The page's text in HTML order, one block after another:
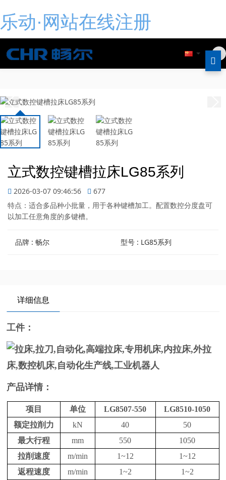
乐动·网站在线注册
立式数控键槽拉床LG85系列
2026-03-07 09:46:56
677
特点：适合多品种小批量，用于各种键槽加工。配置数控分度盘可
以加工任意角度的多键槽。
品牌 : 畅尔 型号 : LG85系列
详细信息
工件：
产品详情：
项目 单位 LG8507-550
LG8510-1050
额定拉削力
kN 40
50
最大行程
mm 550
1050
拉削速度
m/min 1~12
1~12
返程速度
m/min 1~2
1~2